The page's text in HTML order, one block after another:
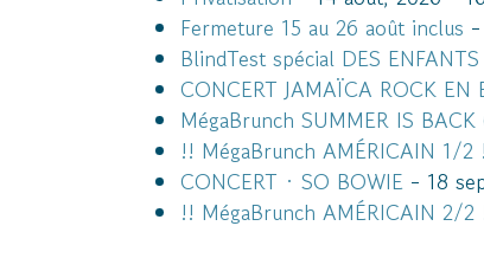
Fermeture 15 au 26 août inclus
BlindTest spécial DES ENFANTS
CONCERT JAMAÏCA ROCK EN
MégaBrunch SUMMER IS
!! MégaBrunch AMÉRICAIN 1/2
CONCERT · SO BOWIE - 18
!! MégaBrunch AMÉRICAIN 2/2